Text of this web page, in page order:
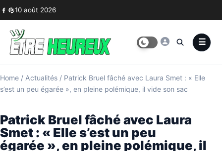
Skip to content
10 août 2026
Home / Actualités / Patrick Bruel fâché avec Laura Smet : « Elle
s’est un peu égarée », en pleine polémique, il vide son sac
Patrick Bruel fâché avec Laura
Smet : « Elle s’est un peu
égarée », en pleine polémique, il